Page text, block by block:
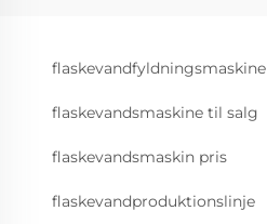
flaskevandfyldningsmaskine
flaskevandsmaskine til salg
flaskevandsmaskin pris
flaskevandproduktionslinje